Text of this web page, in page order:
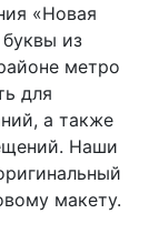
«Новая
из
метро
для
а также
Наши
макету.